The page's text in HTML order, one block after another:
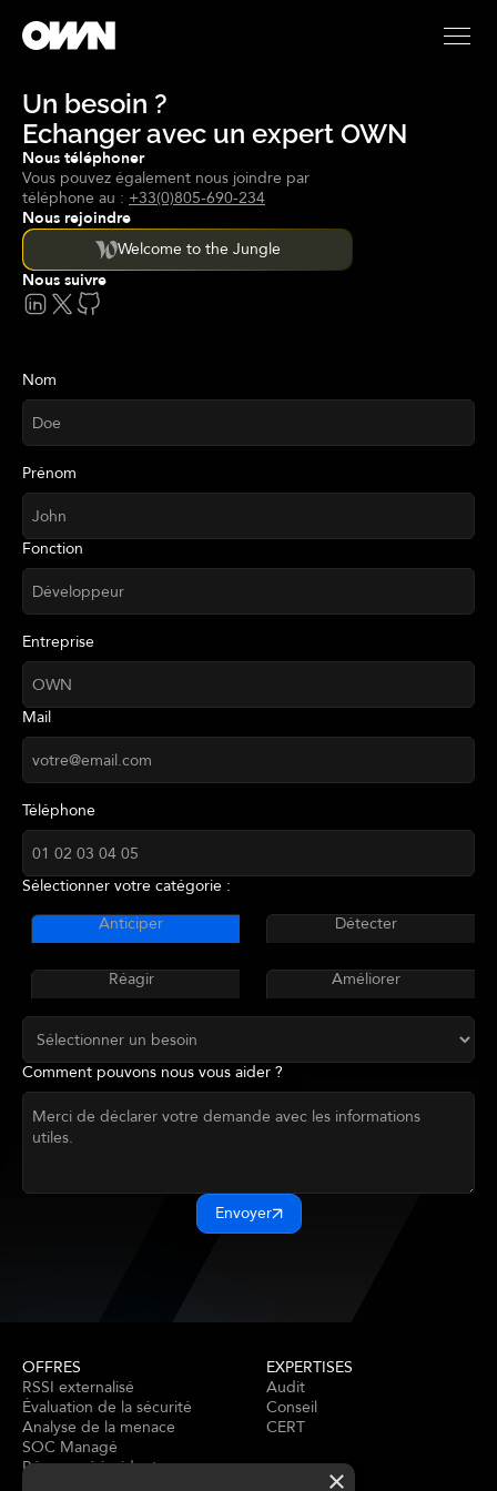
Un besoin ?
Echanger avec un expert OWN
Nous téléphoner
Vous pouvez également nous joindre par
téléphone au : +33(0)805-690-234
Nous rejoindre
Welcome to the Jungle
Nous suivre
Nom
Prénom
Fonction
Entreprise
Mail
Téléphone
Sélectionner votre catégorie :
Anticiper
Détecter
Réagir Améliorer
Comment pouvons nous vous aider ?
Envoyer
EXPERTISES
Audit
Conseil
CERT
OFFRES
RSSI externalisé
Évaluation de la sécurité
Analyse de la menace
SOC Managé
Réponse à incident
×